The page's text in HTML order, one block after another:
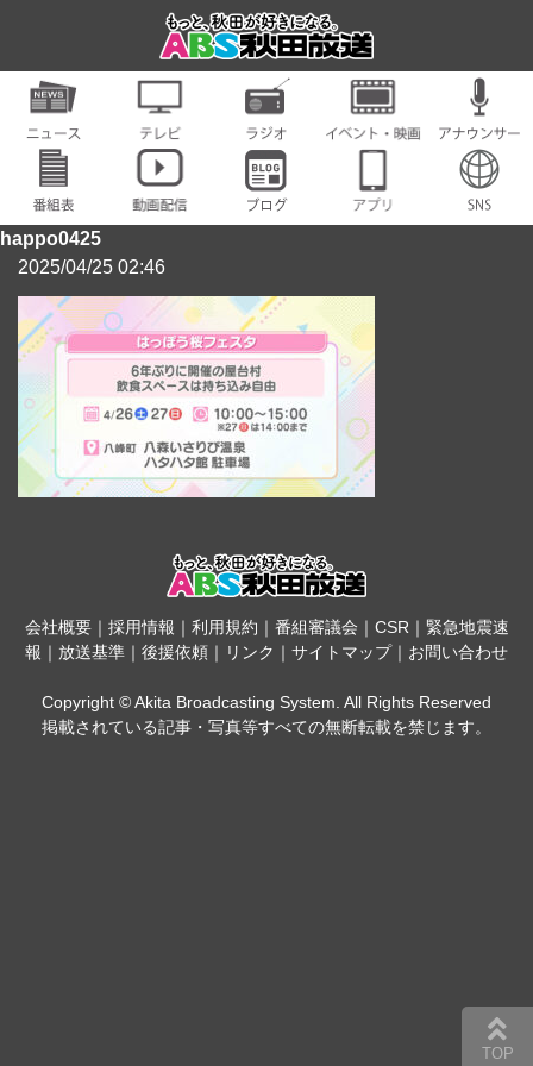
happo0425
2025/04/25 02:46
会社概要｜ 採用情報 ｜ 利用規約 ｜ 番組審議会 ｜ CSR｜ 緊急地震速
報 ｜ 放送基準 ｜ 後援依頼 ｜ リンク ｜ サイトマップ｜ お問い合わせ
Copyright © Akita Broadcasting System. All Rights Reserved
掲載されている記事・写真等すべての無断転載を禁じます。